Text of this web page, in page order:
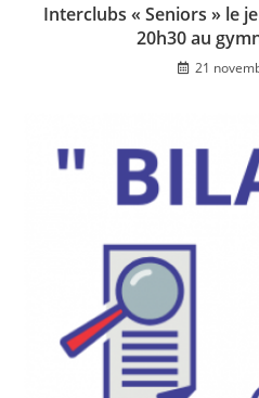
Interclubs « Seniors » le
20h30 au
21